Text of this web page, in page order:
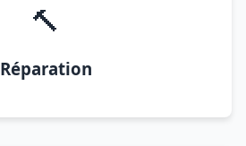
🔨
Réparation